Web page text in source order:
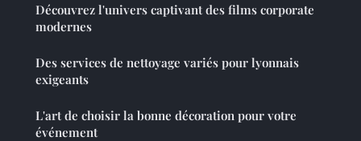
Découvrez l'univers captivant des films corporate
modernes
Des services de nettoyage variés pour lyonnais
exigeants
L'art de choisir la bonne décoration pour votre
événement